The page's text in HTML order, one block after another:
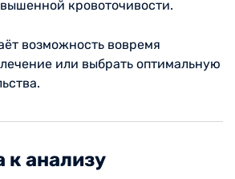
кровоточивости.
возможность вовремя
или выбрать оптимальную
к анализу